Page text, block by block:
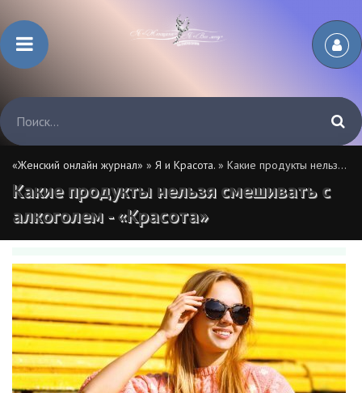
«Женский онлайн журнал» » Я и Красота. » Какие продукты нельзя смешивать с алкоголем - «Красота»
Какие продукты нельзя смешивать с
алкоголем - «Красота»